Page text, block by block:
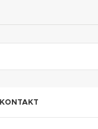
KONTAKT